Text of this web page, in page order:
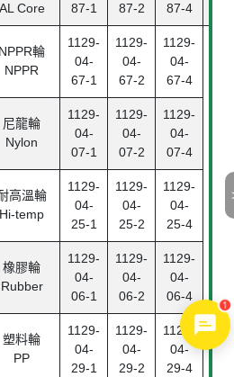
AL Core
87-1
87-2
87-4
NPPR輪
NPPR
1129-
04-
67-1
1129-
04-
67-2
1129-
04-
67-4
尼龍輪
Nylon
1129-
04-
07-1
1129-
04-
07-2
1129-
04-
07-4
高溫輪
Hi-temp
1129-
04-
25-1
1129-
04-
25-2
1129-
04-
25-4
橡膠輪
Rubber
1129-
04-
06-1
1129-
04-
06-2
1129-
04-
06-4
塑料輪
PP
1129-
04-
29-1
1129-
04-
29-2
1129-
04-
29-4
1